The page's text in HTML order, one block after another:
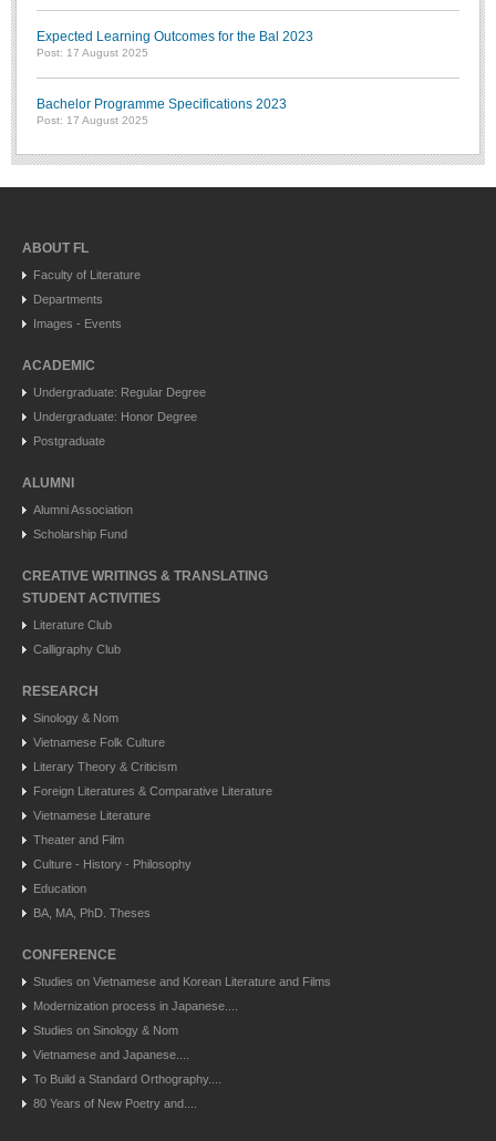
Expected Learning Outcomes for the Bal 2023
Post: 17 August 2025
Bachelor Programme Specifications 2023
Post: 17 August 2025
ABOUT FL
Faculty of Literature
Departments
Images - Events
ACADEMIC
Undergraduate: Regular Degree
Undergraduate: Honor Degree
Postgraduate
ALUMNI
Alumni Association
Scholarship Fund
CREATIVE WRITINGS & TRANSLATING
STUDENT ACTIVITIES
Literature Club
Calligraphy Club
RESEARCH
Sinology & Nom
Vietnamese Folk Culture
Literary Theory & Criticism
Foreign Literatures & Comparative Literature
Vietnamese Literature
Theater and Film
Culture - History - Philosophy
Education
BA, MA, PhD. Theses
CONFERENCE
Studies on Vietnamese and Korean Literature and Films
Modernization process in Japanese....
Studies on Sinology & Nom
Vietnamese and Japanese....
To Build a Standard Orthography....
80 Years of New Poetry and....